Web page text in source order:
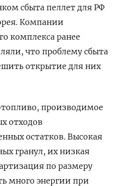
сбыта пеллет для РФ
Компании
комплекса ранее
что проблему сбыта
открытие для них
производимое
отходов
остатков. Высокая
гранул, их низкая
по размеру
много энергии при